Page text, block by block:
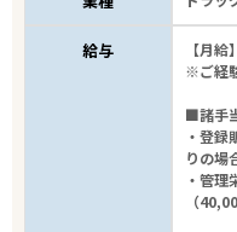
給与
【月
※ご経
■諸手
・登
りの場
・管理
（